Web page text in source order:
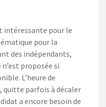
intéressante pour le
pour la
des indépendants,
proposée si
L’heure de
parfois à décaler
a encore besoin de